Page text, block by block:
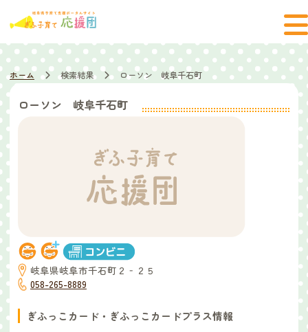
ホーム 検索結果 ローソン 岐阜千石町
ローソン 岐阜千石町
岐阜県岐阜市千石町２‐２５
058-265-8889
ぎふっこカード・ぎふっこカードプラス情報